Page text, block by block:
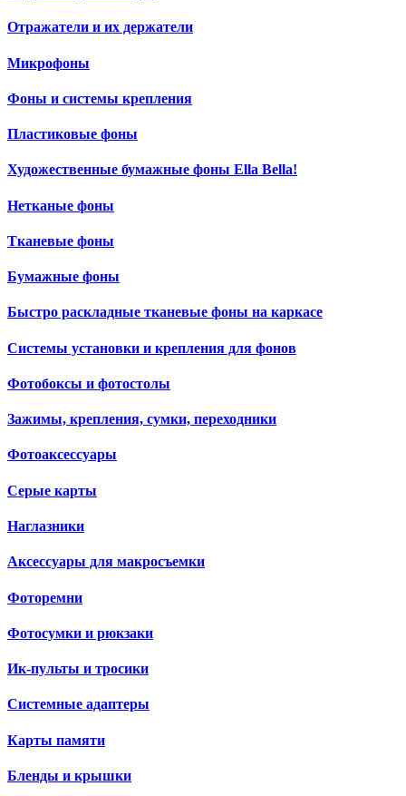
Отражатели и их держатели
Микрофоны
Фоны и системы крепления
Пластиковые фоны
Художественные бумажные фоны Ella Bella!
Нетканые фоны
Тканевые фоны
Бумажные фоны
Быстро раскладные тканевые фоны на каркасе
Системы установки и крепления для фонов
Фотобоксы и фотостолы
Зажимы, крепления, сумки, переходники
Фотоаксессуары
Серые карты
Наглазники
Аксессуары для макросъемки
Фоторемни
Фотосумки и рюкзаки
Ик-пульты и тросики
Системные адаптеры
Карты памяти
Бленды и крышки